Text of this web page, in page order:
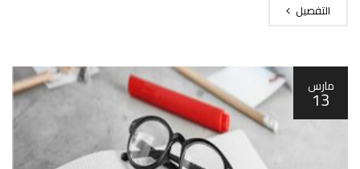
التفصيل
مارس
13